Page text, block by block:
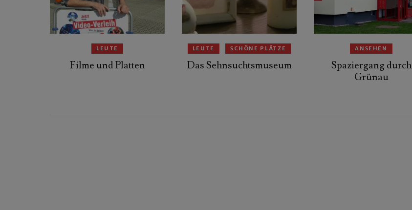
LEUTE
Filme und Platten
LEUTE SCHÖNE PLÄTZE
Das Sehnsuchtsmuseum
ANSEHEN
Spaziergang durch
Grünau